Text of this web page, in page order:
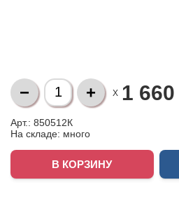
X 1 660
Арт.: 850512К
На складе: много